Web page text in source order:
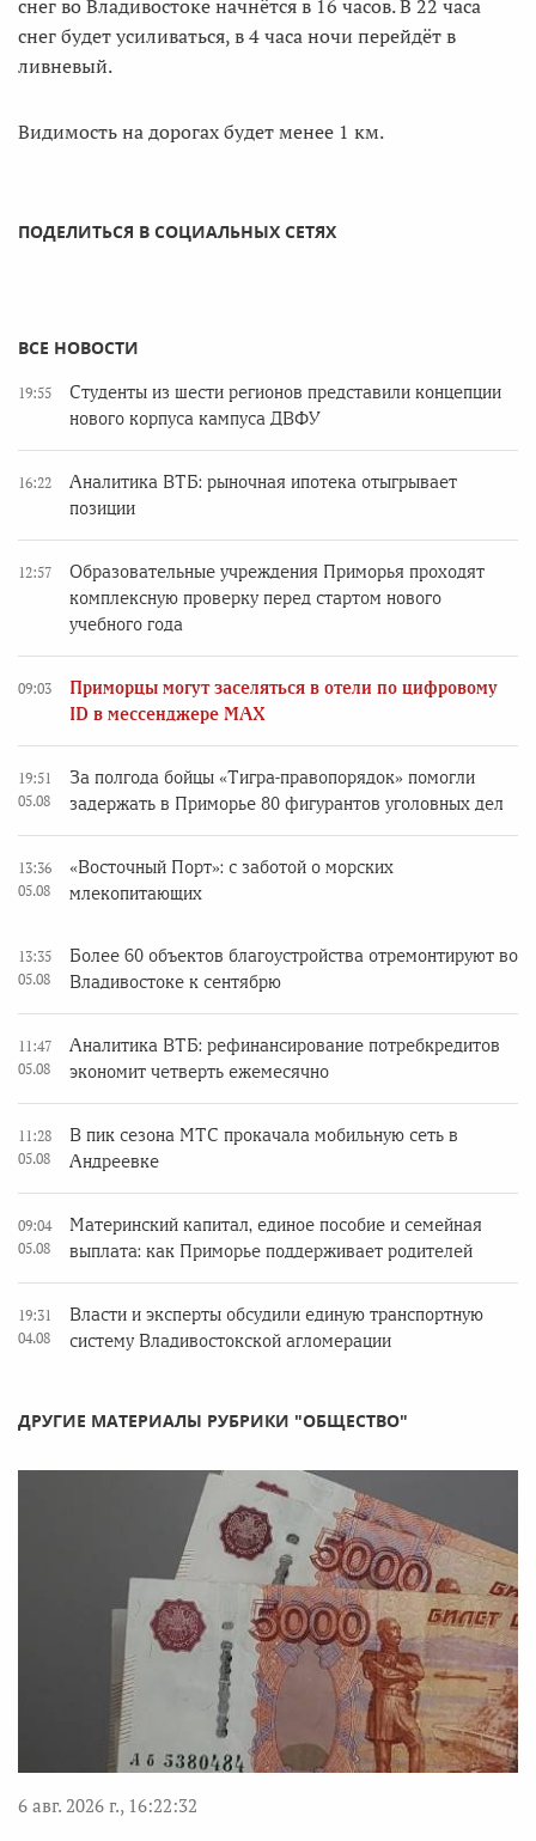
снег во Владивостоке начнётся в 16 часов. В 22 часа
снег будет усиливаться, в 4 часа ночи перейдёт в
ливневый.
Видимость на дорогах будет менее 1 км.
ПОДЕЛИТЬСЯ В СОЦИАЛЬНЫХ СЕТЯХ
ВСЕ НОВОСТИ
19:55
Студенты из шести регионов представили концепции
нового корпуса кампуса ДВФУ
16:22
Аналитика ВТБ: рыночная ипотека отыгрывает
позиции
12:57
Образовательные учреждения Приморья проходят
комплексную проверку перед стартом нового
учебного года
09:03
Приморцы могут заселяться в отели по цифровому
ID в мессенджере MAX
19:51
05.08
За полгода бойцы «Тигра-правопорядок» помогли
задержать в Приморье 80 фигурантов уголовных дел
13:36
05.08
«Восточный Порт»: с заботой о морских
млекопитающих
13:35
05.08
Более 60 объектов благоустройства отремонтируют во
Владивостоке к сентябрю
11:47
05.08
Аналитика ВТБ: рефинансирование потребкредитов
экономит четверть ежемесячно
11:28
05.08
В пик сезона МТС прокачала мобильную сеть в
Андреевке
09:04
05.08
Материнский капитал, единое пособие и семейная
выплата: как Приморье поддерживает родителей
19:31
04.08
Власти и эксперты обсудили единую транспортную
систему Владивостокской агломерации
ДРУГИЕ МАТЕРИАЛЫ РУБРИКИ "ОБЩЕСТВО"
6 авг. 2026 г., 16:22:32